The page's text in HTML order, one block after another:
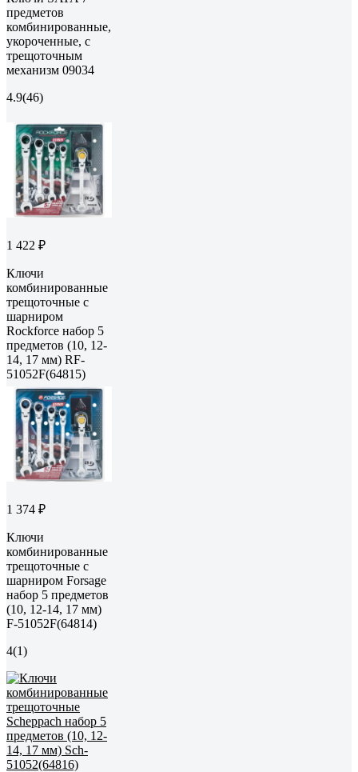
предметов
комбинированные,
укороченные, с
трещоточным
механизм 09034
4.9(46)
1 422 ₽
Ключи
комбинированные
трещоточные с
шарниром
Rockforce набор 5
предметов (10, 12-
14, 17 мм) RF-
51052F(64815)
1 374 ₽
Ключи
комбинированные
трещоточные с
шарниром Forsage
набор 5 предметов
(10, 12-14, 17 мм)
F-51052F(64814)
4(1)